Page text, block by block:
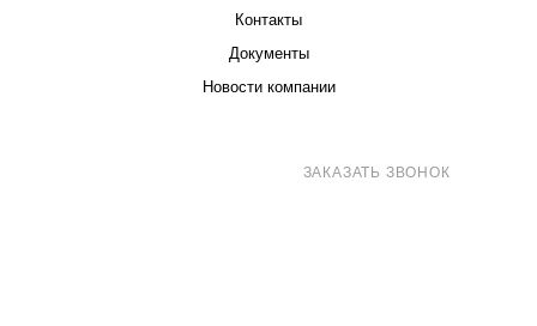
Контакты
Документы
Новости компании
ЗАКАЗАТЬ ЗВОНОК